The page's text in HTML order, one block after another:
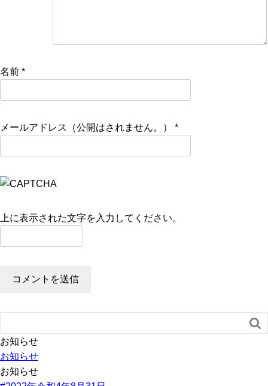
名前 *
メールアドレス（公開はされません。） *
上に表示された文字を入力してください。

お知らせ
お知らせ
お知らせ